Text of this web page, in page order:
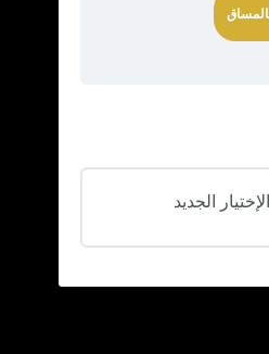
الجديد